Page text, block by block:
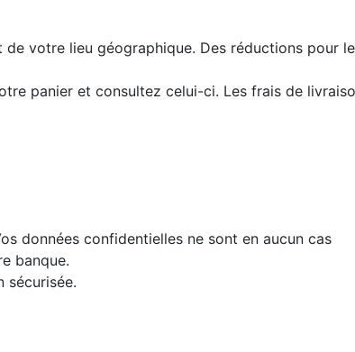
votre lieu géographique. Des réductions pour
panier et consultez celui-ci. Les frais de
données confidentielles ne sont en aucun cas
banque.
sécurisée.